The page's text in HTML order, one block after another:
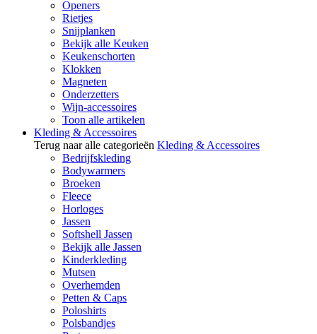
Openers
Rietjes
Snijplanken
Bekijk alle Keuken
Keukenschorten
Klokken
Magneten
Onderzetters
Wijn-accessoires
Toon alle artikelen
Kleding & Accessoires
Terug naar alle categorieën Kleding & Accessoires
Bedrijfskleding
Bodywarmers
Broeken
Fleece
Horloges
Jassen
Softshell Jassen
Bekijk alle Jassen
Kinderkleding
Mutsen
Overhemden
Petten & Caps
Poloshirts
Polsbandjes